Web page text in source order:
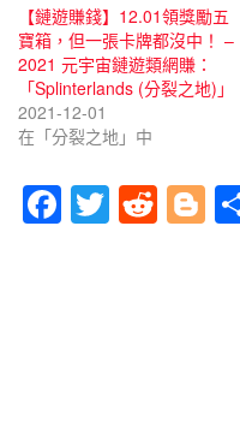
【鏈遊賺錢】12.01領獎勵五
寶箱，但一張卡牌都沒中！ –
2021 元宇宙鏈遊類網賺：
「Splinterlands (分裂之地)」
2021-12-01
在「分裂之地」中
F
a
T
wi
R
e
Bl
o